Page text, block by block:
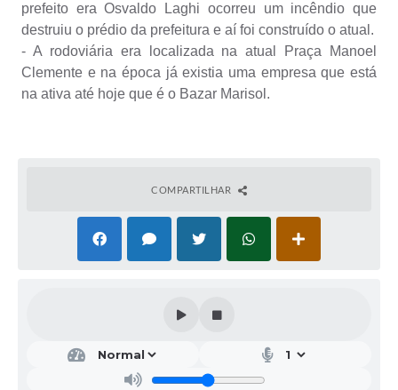
prefeito era Osvaldo Laghi ocorreu um incêndio que
destruiu o prédio da prefeitura e aí foi construído o atual.
- A rodoviária era localizada na atual Praça Manoel
Clemente e na época já existia uma empresa que está
na ativa até hoje que é o Bazar Marisol.
COMPARTILHAR